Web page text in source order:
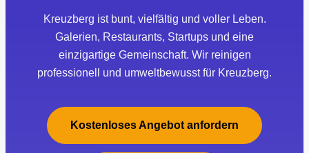
Kreuzberg ist bunt, vielfältig und voller Leben.
Galerien, Restaurants, Startups und eine
einzigartige Gemeinschaft. Wir reinigen
professionell und umweltbewusst für Kreuzberg.
Kostenloses Angebot anfordern